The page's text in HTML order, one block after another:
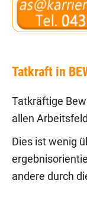
Tatkraft in
Tatkräftige
allen
Dies ist wenig
andere durch